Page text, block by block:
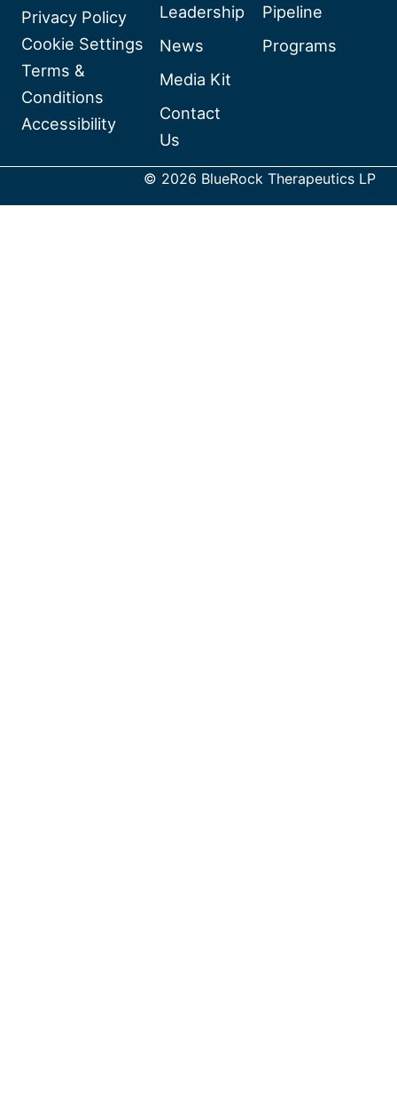
BlueRock
Therapeutics
on
Linkedin
Privacy Policy
Cookie Settings
Terms &
Conditions
Accessibility
Leadership
News
Media Kit
Contact
Us
Pipeline
Programs
© 2026 BlueRock Therapeutics LP